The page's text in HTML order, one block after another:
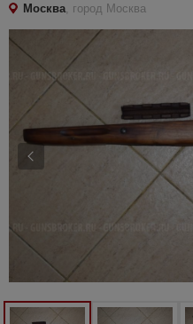
Москва, город Москва